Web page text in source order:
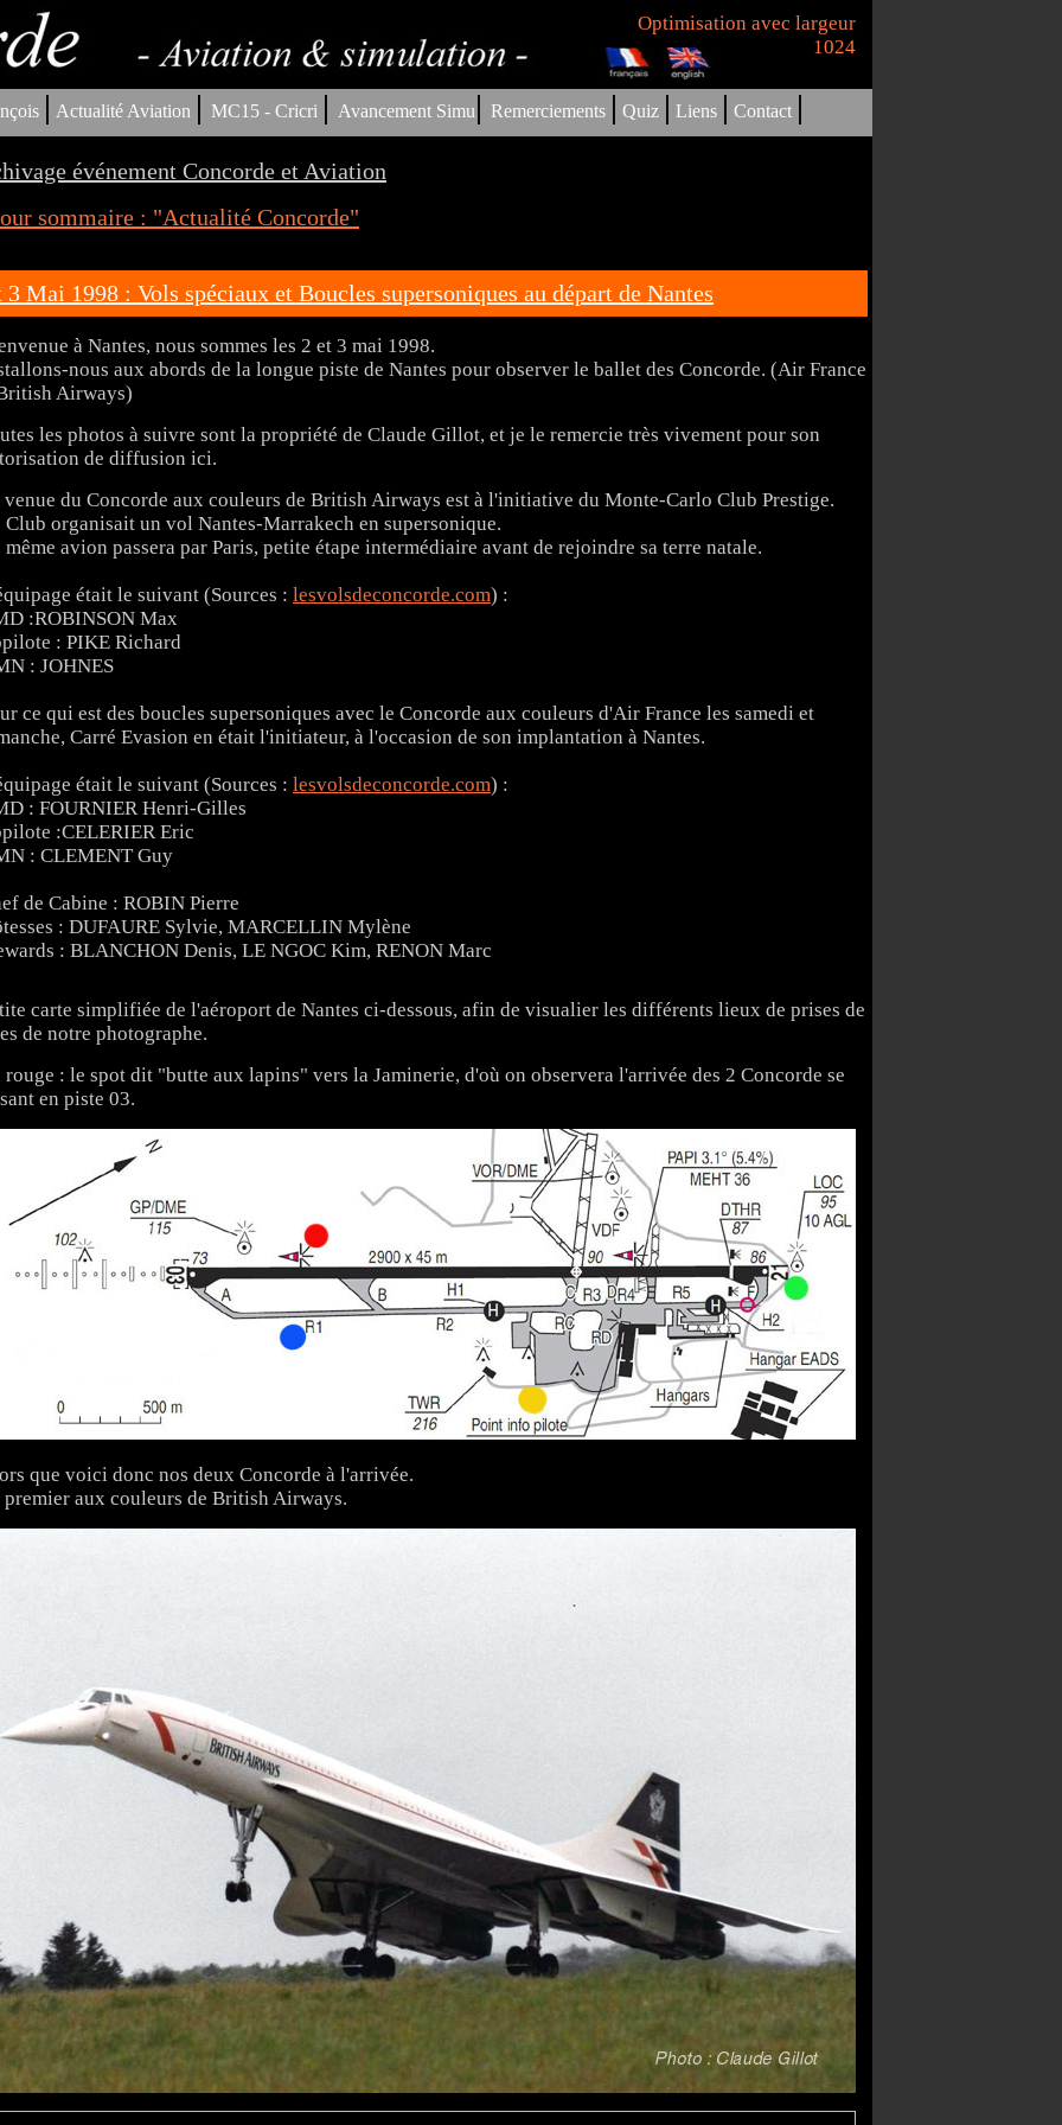
Optimisation avec largeur
1024
| Actualité Aviation | MC15 - Cricri | Avancement Simu| Remerciements | Quiz | Liens | Contact |
événement Concorde et Aviation
sommaire : "Actualité Concorde"
3 Mai 1998 : Vols spéciaux et Boucles supersoniques au départ de Nantes
à Nantes, nous sommes les 2 et 3 mai 1998.
nous aux abords de la longue piste de Nantes pour observer le ballet des Concorde. (Air France
Airways)
les photos à suivre sont la propriété de Claude Gillot, et je le remercie très vivement pour son
de diffusion ici.
venue du Concorde aux couleurs de British Airways est à l'initiative du Monte-Carlo Club Prestige.
Club organisait un vol Nantes-Marrakech en supersonique.
même avion passera par Paris, petite étape intermédiaire avant de rejoindre sa terre natale.
était le suivant (Sources : lesvolsdeconcorde.com) :
:ROBINSON Max
: PIKE Richard
: JOHNES
ce qui est des boucles supersoniques avec le Concorde aux couleurs d'Air France les samedi et
Carré Evasion en était l'initiateur, à l'occasion de son implantation à Nantes.
était le suivant (Sources : lesvolsdeconcorde.com) :
: FOURNIER Henri-Gilles
:CELERIER Eric
: CLEMENT Guy
de Cabine : ROBIN Pierre
: DUFAURE Sylvie, MARCELLIN Mylène
: BLANCHON Denis, LE NGOC Kim, RENON Marc
carte simplifiée de l'aéroport de Nantes ci-dessous, afin de visualier les différents lieux de prises de
de notre photographe.
rouge : le spot dit "butte aux lapins" vers la Jaminerie, d'où on observera l'arrivée des 2 Concorde se
en piste 03.
que voici donc nos deux Concorde à l'arrivée.
premier aux couleurs de British Airways.